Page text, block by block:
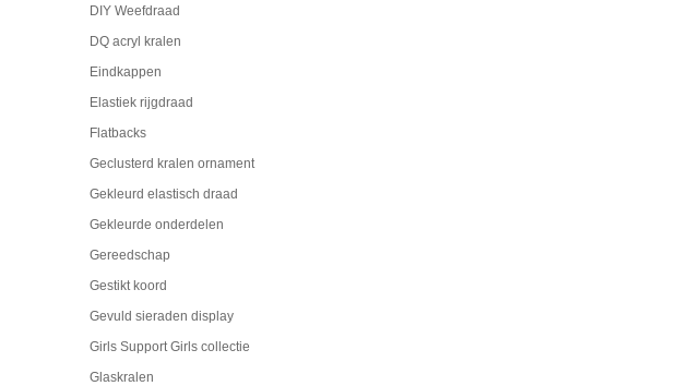
DIY Weefdraad
DQ acryl kralen
Eindkappen
Elastiek rijgdraad
Flatbacks
Geclusterd kralen ornament
Gekleurd elastisch draad
Gekleurde onderdelen
Gereedschap
Gestikt koord
Gevuld sieraden display
Girls Support Girls collectie
Glaskralen